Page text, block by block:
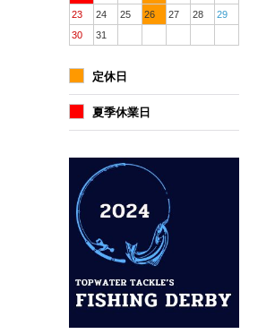
23
24 25 26 27 28
29
30
31
定休日
夏季休業日